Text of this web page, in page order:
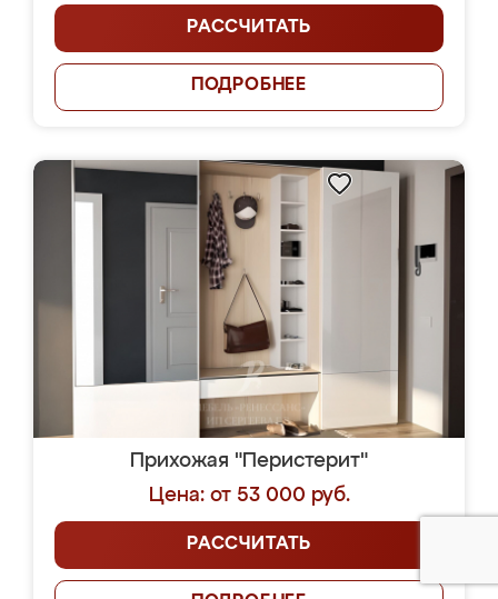
РАССЧИТАТЬ
ПОДРОБНЕЕ
Прихожая "Перистерит"
Цена: от 53 000 руб.
РАССЧИТАТЬ